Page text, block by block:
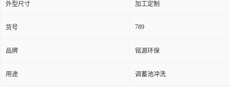
外型尺寸 加工定制
货号 789
品牌 铭源环保
用途 调蓄池冲洗